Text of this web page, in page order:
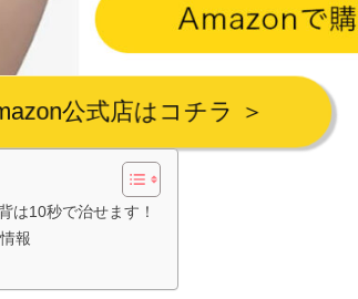
公式店はコチラ ＞
は10秒で治せます！
報